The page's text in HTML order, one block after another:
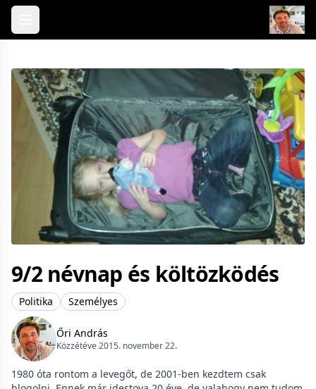
Skip to content
9/2 névnap és költözködés
Politika Személyes
Őri András
Közzétéve 2015. november 22.
1980 óta rontom a levegőt, de 2001-ben kezdtem csak